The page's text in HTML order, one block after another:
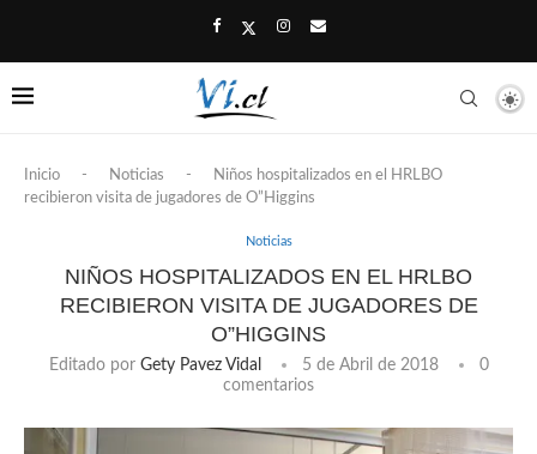
Inicio - Noticias -
Niños hospitalizados en el HRLBO
recibieron visita de jugadores de O”Higgins
Noticias
NIÑOS HOSPITALIZADOS EN EL HRLBO
RECIBIERON VISITA DE JUGADORES DE
O”HIGGINS
Editado por Gety Pavez Vidal 5 de Abril de 2018
0
comentarios